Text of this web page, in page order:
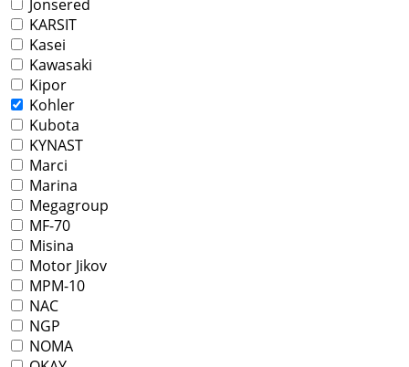
Jonsered
KARSIT
Kasei
Kawasaki
Kipor
Kohler
Kubota
KYNAST
Marci
Marina
Megagroup
MF-70
Misina
Motor Jikov
MPM-10
NAC
NGP
NOMA